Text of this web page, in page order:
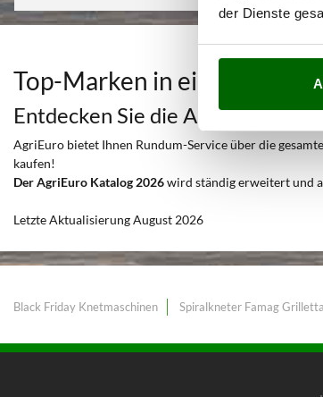
der Dienste
Top-Marken in einer
Entdecken Sie die Angebote
AgriEuro bietet Ihnen Rundum-Service über die
kaufen!
Der AgriEuro Katalog 2026wird ständig erweitert und
Letzte Aktualisierung August 2026
Black Friday Knetmaschinen Spiralkneter Famag Grilletta